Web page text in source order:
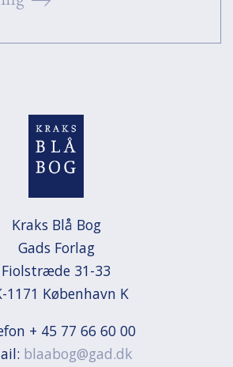
Kraks Blå Bog
Gads Forlag
Fiolstræde 31-33
1171 København K
+ 45 77 66 60 00
blaabog@gad.dk